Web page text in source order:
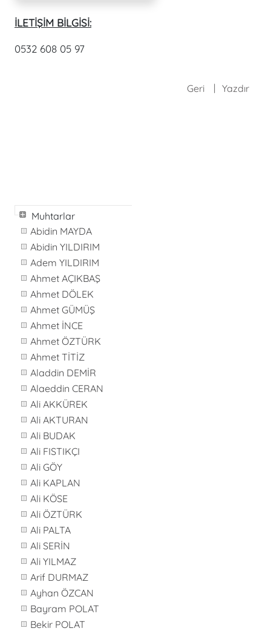
İLETİŞİM BİLGİSİ:
0532 608 05 97
Geri Yazdır
Muhtarlar
Abidin MAYDA
Abidin YILDIRIM
Adem YILDIRIM
Ahmet AÇIKBAŞ
Ahmet DÖLEK
Ahmet GÜMÜŞ
Ahmet İNCE
Ahmet ÖZTÜRK
Ahmet TİTİZ
Aladdin DEMİR
Alaeddin CERAN
Ali AKKÜREK
Ali AKTURAN
Ali BUDAK
Ali FISTIKÇI
Ali GÖY
Ali KAPLAN
Ali KÖSE
Ali ÖZTÜRK
Ali PALTA
Ali SERİN
Ali YILMAZ
Arif DURMAZ
Ayhan ÖZCAN
Bayram POLAT
Bekir POLAT